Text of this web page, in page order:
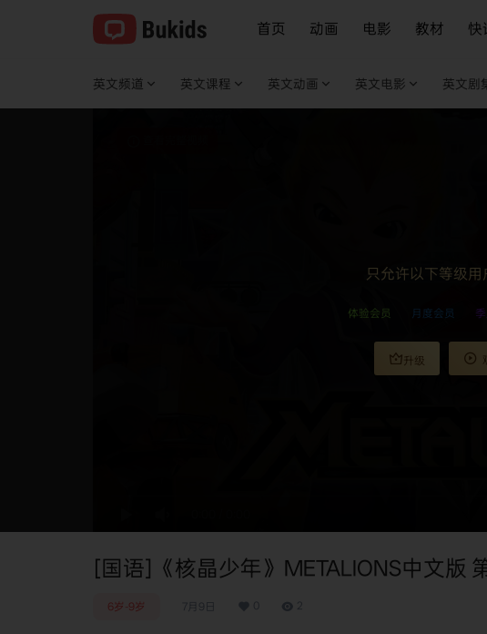
首页 动画 电影 教材 快
英文频道 英文课程 英文动画 英文电影 英文剧
只允许以下等级
体验会员 月度会员
升级
[国语]《核晶少年》METALIONS中文版
6岁-9岁 7月9日 2